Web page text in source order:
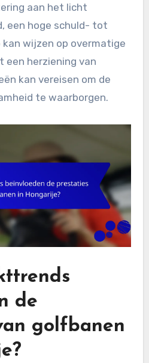
aan het licht
een hoge schuld- tot
wijzen op overmatige
een herziening van
kan vereisen om de
te waarborgen.
de
golfbanen